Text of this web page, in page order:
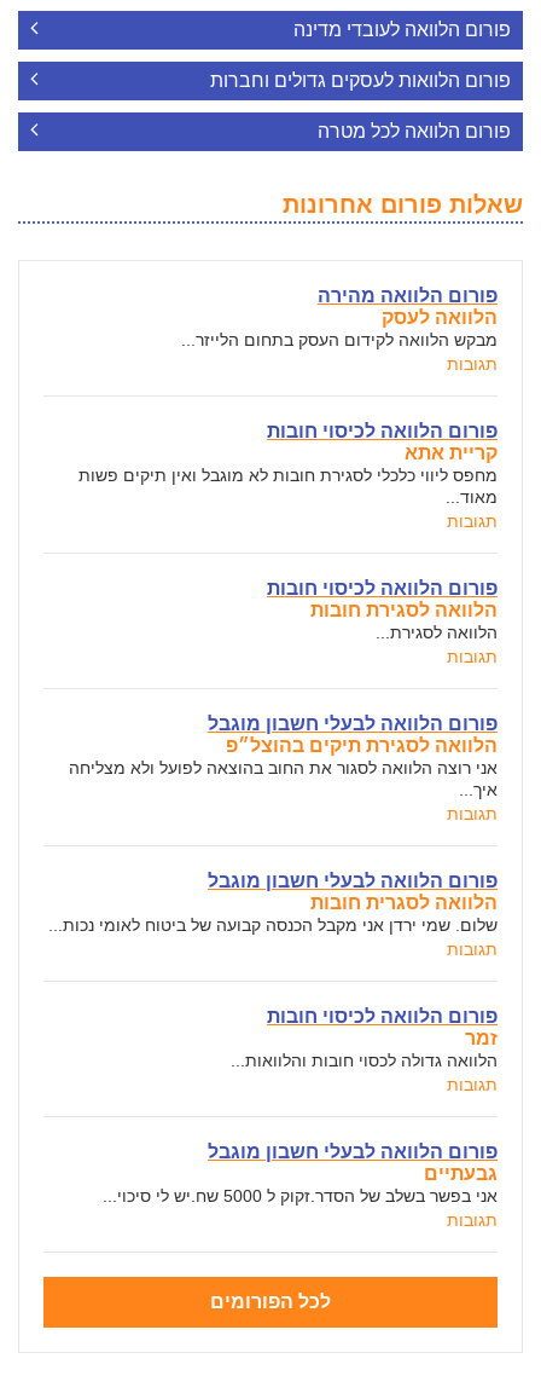
פורום הלוואה לעובדי מדינה
פורום הלוואות לעסקים גדולים וחברות
פורום הלוואה לכל מטרה
שאלות פורום אחרונות
פורום הלוואה מהירה
הלוואה לעסק
מבקש הלוואה לקידום העסק בתחום הלייזר...
תגובות
פורום הלוואה לכיסוי חובות
קריית אתא
מחפס ליווי כלכלי לסגירת חובות לא מוגבל ואין תיקים פשות
מאוד...
תגובות
פורום הלוואה לכיסוי חובות
הלוואה לסגירת חובות
הלוואה לסגירת...
תגובות
פורום הלוואה לבעלי חשבון מוגבל
הלוואה לסגירת תיקים בהוצל״פ
אני רוצה הלוואה לסגור את החוב בהוצאה לפועל ולא מצליחה
איך...
תגובות
פורום הלוואה לבעלי חשבון מוגבל
הלוואה לסגרית חובות
שלום. שמי ירדן אני מקבל הכנסה קבועה של ביטוח לאומי נכות...
תגובות
פורום הלוואה לכיסוי חובות
זמר
הלוואה גדולה לכסוי חובות והלוואות...
תגובות
פורום הלוואה לבעלי חשבון מוגבל
גבעתיים
אני בפשר בשלב של הסדר.זקוק ל 5000 שח.יש לי סיכוי...
תגובות
לכל הפורומים